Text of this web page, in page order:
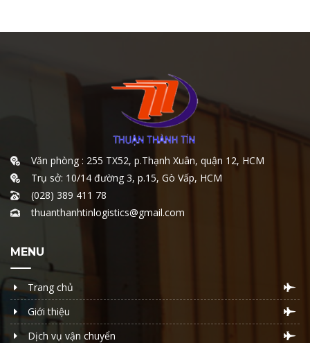
Văn phòng : 255 TX52, p.Thạnh Xuân, quận 12, HCM
Trụ sở: 10/14 đường 3, p.15, Gò Vấp, HCM
(028) 389 411 78
thuanthanhtinlogistics@gmail.com
MENU
Trang chủ
Giới thiệu
Dịch vụ vận chuyển